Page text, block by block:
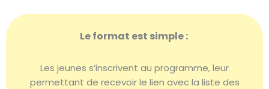
Le format est simple :
Les jeunes s’inscrivent au programme, leur
permettant de recevoir le lien avec la liste des